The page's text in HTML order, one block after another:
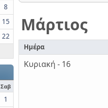
8
15
22
Σαβ
1
Μάρτιος
Ημέρα
Κυριακή - 16